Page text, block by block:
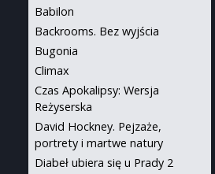
Babilon
Backrooms. Bez wyjścia
Bugonia
Climax
Czas Apokalipsy: Wersja
Reżyserska
David Hockney. Pejzaże,
portrety i martwe natury
Diabeł ubiera się u Prady 2